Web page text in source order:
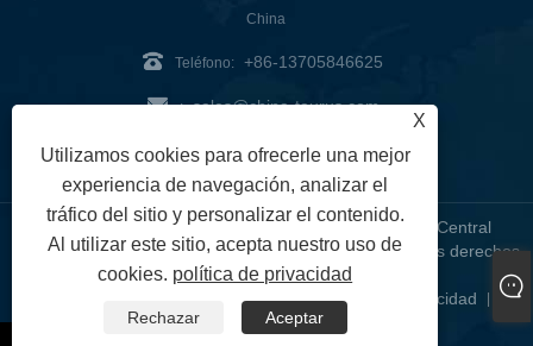
China
Teléfono: +86-13705846625
: sales@china-taurus.com
Fax: +86-574-22650288
Copyright © 2023 Ningbo Taurus Industry Co., Ltd. - Central
eléctrica portátil, inversor y panel solar portátil - Todos los derechos
reservados.
| XML | política de privacidad |
X
Utilizamos cookies para ofrecerle una mejor
experiencia de navegación, analizar el
tráfico del sitio y personalizar el contenido.
Al utilizar este sitio, acepta nuestro uso de
cookies. política de privacidad
Rechazar Aceptar